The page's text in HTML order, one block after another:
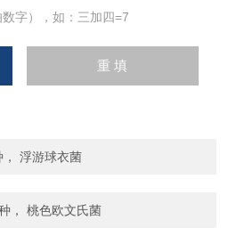
字），如：三加四=7
浮游球衣菌
， 桃色欧文氏菌